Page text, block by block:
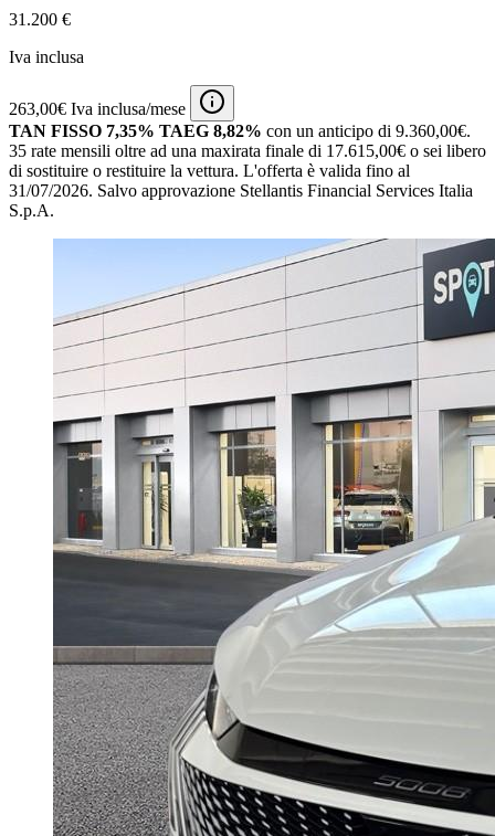
31.200 €
Iva inclusa
263,00€ Iva inclusa/mese
TAN FISSO 7,35% TAEG 8,82% con un anticipo di 9.360,00€.
35 rate mensili oltre ad una maxirata finale di 17.615,00€ o sei libero
di sostituire o restituire la vettura. L'offerta è valida fino al
31/07/2026. Salvo approvazione Stellantis Financial Services Italia
S.p.A.